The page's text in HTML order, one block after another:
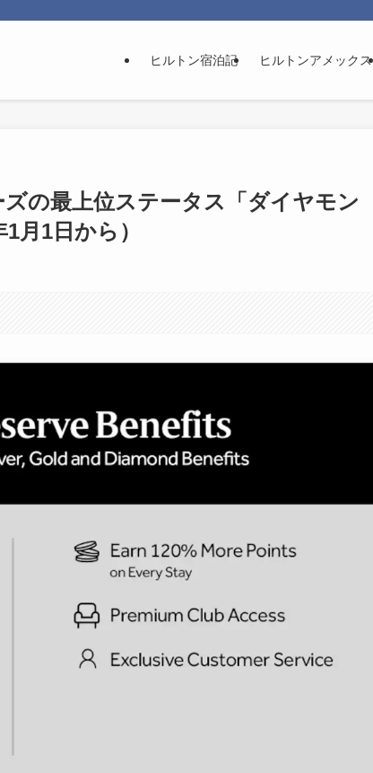
ヒルトン宿泊記 ヒルトンアメックス
ズの最上位ステータス「ダイヤモン
月1日から）